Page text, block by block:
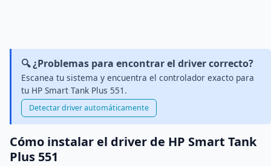
🔍 ¿Problemas para encontrar el driver correcto?
Escanea tu sistema y encuentra el controlador exacto para
tu HP Smart Tank Plus 551.
Detectar driver automáticamente
Cómo instalar el driver de HP Smart Tank
Plus 551